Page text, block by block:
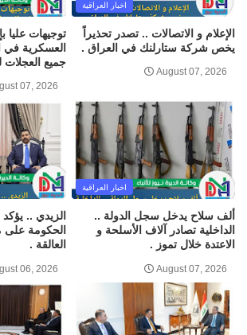
اخبار العراقية
الإعلام و الاتصالات .. تصدر تحذيراً
يخص شركة ستارلنك في العراق .
August 07, 2026
توجيهات عليا
العسكرية
جميع العجلات
07, 2026
اخبار العراقية
ألف سلاح يدخل سجل الدولة ..
الداخلية تصادر آلاف الأسلحة و
الاعتدة خلال تموز .
August 07, 2026
الزيدي ..
الحكومة على
العالقة .
06, 2026